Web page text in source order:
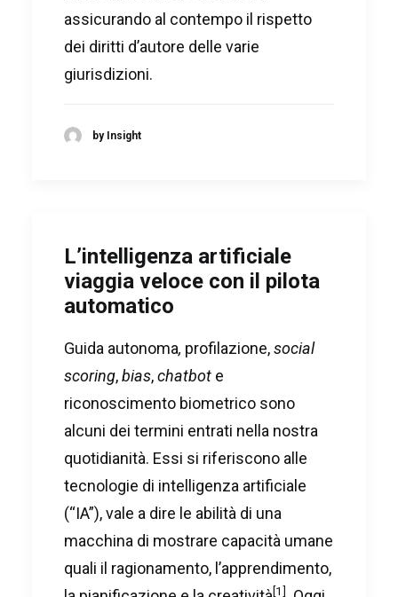
assicurando al contempo il rispetto
dei diritti d’autore delle varie
giurisdizioni.
by Insight
L’intelligenza artificiale
viaggia veloce con il pilota
automatico
Guida autonoma, profilazione,social
scoring,bias,chatbot e
riconoscimento biometrico sono
alcuni dei termini entrati nella nostra
quotidianità. Essi si riferiscono alle
tecnologie di intelligenza artificiale
(“IA”), vale a dire le abilità di una
macchina di mostrare capacità umane
quali il ragionamento, l’apprendimento,
[1]